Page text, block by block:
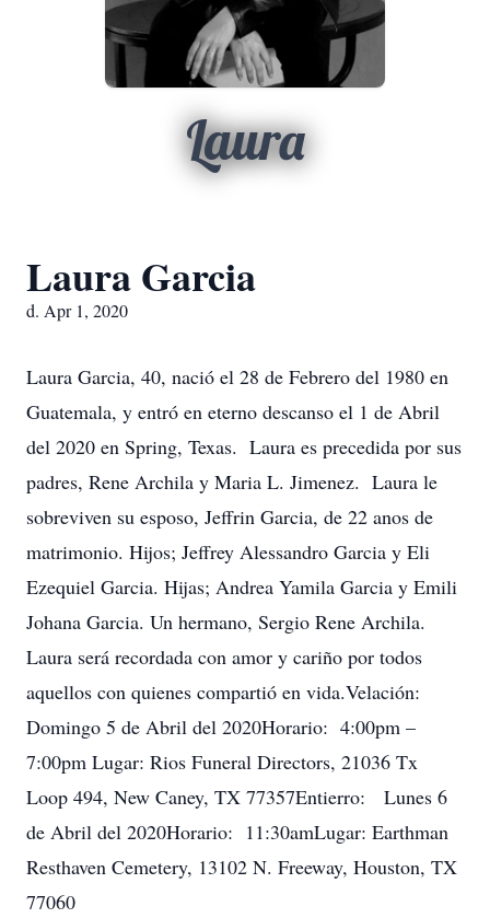
Laura
Laura Garcia
d. Apr 1, 2020
Laura Garcia, 40, nació el 28 de Febrero del 1980 en
Guatemala, y entró en eterno descanso el 1 de Abril
del 2020 en Spring, Texas. Laura es precedida por sus
padres, Rene Archila y Maria L. Jimenez. Laura le
sobreviven su esposo, Jeffrin Garcia, de 22 anos de
matrimonio. Hijos; Jeffrey Alessandro Garcia y Eli
Ezequiel Garcia. Hijas; Andrea Yamila Garcia y Emili
Johana Garcia. Un hermano, Sergio Rene Archila.
Laura será recordada con amor y cariño por todos
aquellos con quienes compartió en vida.Velación:
Domingo 5 de Abril del 2020Horario: 4:00pm –
7:00pm Lugar: Rios Funeral Directors, 21036 Tx
Loop 494, New Caney, TX 77357Entierro: Lunes 6
de Abril del 2020Horario: 11:30amLugar: Earthman
Resthaven Cemetery, 13102 N. Freeway, Houston, TX
77060